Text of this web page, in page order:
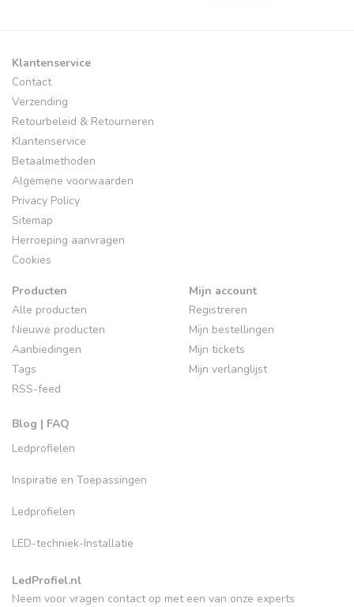
Klantenservice
Contact
Verzending
Retourbeleid & Retourneren
Klantenservice
Betaalmethoden
Algemene voorwaarden
Privacy Policy
Sitemap
Herroeping aanvragen
Cookies
Producten
Alle producten
Nieuwe producten
Aanbiedingen
Tags
RSS-feed
Blog | FAQ
Ledprofielen
Inspiratie en Toepassingen
Ledprofielen
LED-techniek-Installatie
Mijn account
Registreren
Mijn bestellingen
Mijn tickets
Mijn verlanglijst
LedProfiel.nl
Neem voor vragen contact op met een van onze experts